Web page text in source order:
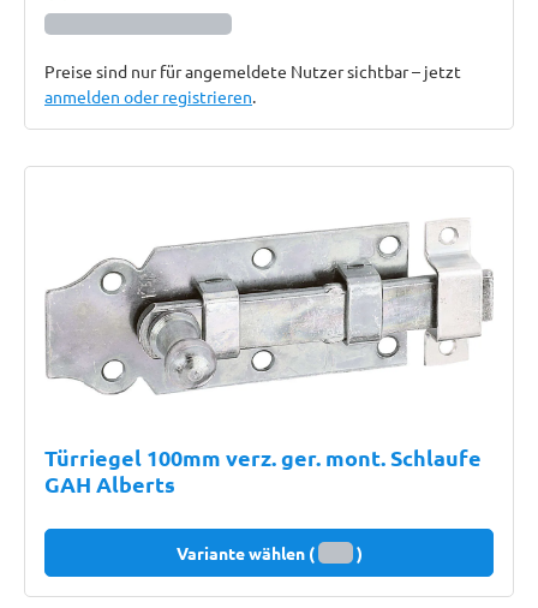
Preise sind nur für angemeldete Nutzer sichtbar – jetzt
anmelden oder registrieren.
Türriegel 100mm verz. ger. mont. Schlaufe
GAH Alberts
Variante wählen ( )